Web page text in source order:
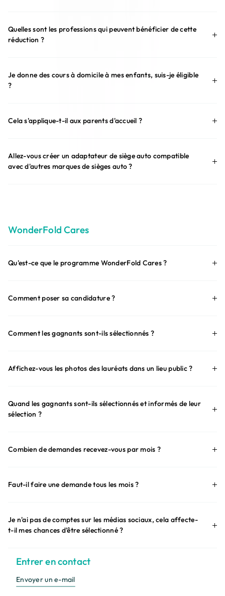
Entrer en contact
Envoyer un e-mail
Quelles sont les professions qui peuvent bénéficier de cette
réduction ?
Je donne des cours à domicile à mes enfants, suis-je éligible
?
Cela s'applique-t-il aux parents d'accueil ?
Allez-vous créer un adaptateur de siège auto compatible
avec d'autres marques de sièges auto ?
WonderFold Cares
Qu'est-ce que le programme WonderFold Cares ?
Comment poser sa candidature ?
Comment les gagnants sont-ils sélectionnés ?
Affichez-vous les photos des lauréats dans un lieu public ?
Quand les gagnants sont-ils sélectionnés et informés de leur
sélection ?
Combien de demandes recevez-vous par mois ?
Faut-il faire une demande tous les mois ?
Je n'ai pas de comptes sur les médias sociaux, cela affecte-
t-il mes chances d'être sélectionné ?